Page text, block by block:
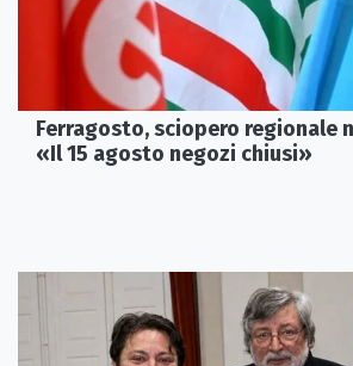
Ferragosto, sciopero regionale
«Il 15 agosto negozi chiusi»